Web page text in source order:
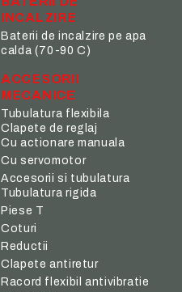
INCALZIRE
Baterii de incalzire pe apa
calda (70-90 C)
ACCESORII
MECANICE
Tubulatura flexibila
Clapete de reglaj
Cu actionare manuala
Cu servomotor
Accesorii si tubulatura
Tubulatura rigida
Piese T
Coturi
Reductii
Clapete antiretur
Racord flexibil antivibratie